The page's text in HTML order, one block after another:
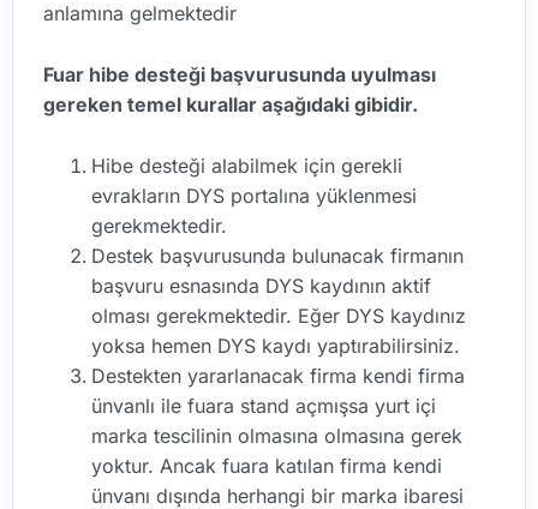
anlamına gelmektedir
Fuar hibe desteği başvurusunda uyulması
gereken temel kurallar aşağıdaki gibidir.
Hibe desteği alabilmek için gerekli
evrakların DYS portalına yüklenmesi
gerekmektedir.
Destek başvurusunda bulunacak firmanın
başvuru esnasında DYS kaydının aktif
olması gerekmektedir. Eğer DYS kaydınız
yoksa hemen DYS kaydı yaptırabilirsiniz.
Destekten yararlanacak firma kendi firma
ünvanlı ile fuara stand açmışsa yurt içi
marka tescilinin olmasına olmasına gerek
yoktur. Ancak fuara katılan firma kendi
ünvanı dışında herhangi bir marka ibaresi